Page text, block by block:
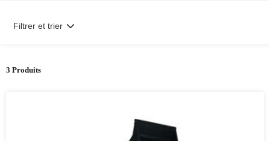
3 Produits
Filtrer et trier